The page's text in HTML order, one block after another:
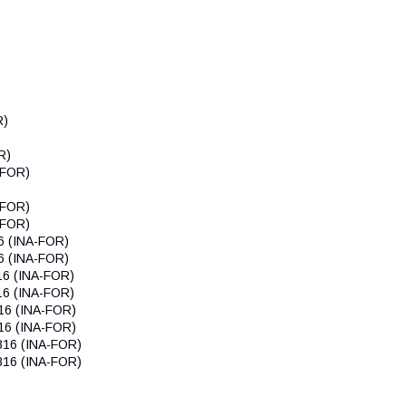
(INA-FOR)
(INA-FOR)
(INA-FOR)
(INA-FOR)
(INA-FOR)
(INA-FOR)
(INA-FOR)
(INA-FOR)